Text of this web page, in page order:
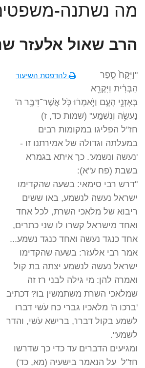
מה נשתנה-
הרב שאול אלעזר
להדפסת השיעור
"וַיִּקַּח֙ סֵ֣פֶר
הַבְּרִ֔ית וַיִּקְרָ֖א
בְּאָזְנֵ֣י הָעָ֑ם וַיֹּ֣אמְר֔וּ כֹּ֛ל אֲשֶׁר־דִּבֶּ֥ר ה'
נַעֲשֶׂ֥ה וְנִשְׁמָֽע" (שמות כד, ז)
חז"ל הפליגו במקומות רבים
במעלתה וגדולה של אמירתנו זו -
'נעשה ונשמע'. כך איתא בגמרא
בשבת (פח ע"א):
"דרש רבי סימאי: בשעה שהקדימו
ישראל נעשה לנשמע, באו ששים
ריבוא של מלאכי השרת, לכל אחד
ואחד מישראל קשרו לו שני כתרים,
אחד כנגד נעשה ואחד כנגד נשמע...
אמר רבי אלעזר: בשעה שהקדימו
ישראל נעשה לנשמע יצתה בת קול
ואמרה להן: מי גילה לבני רז זה
שמלאכי השרת משתמשין בו? דכתיב
'ברכו ה' מלאכיו גברי כח עֹשי דברו
לשמע בקול דברו', ברישא עֹשי, והדר
לשמע".
ומגיעים הדברים עד כדי כך שדרשו
חז"ל על הנאמר בישעיה (מא, כד)